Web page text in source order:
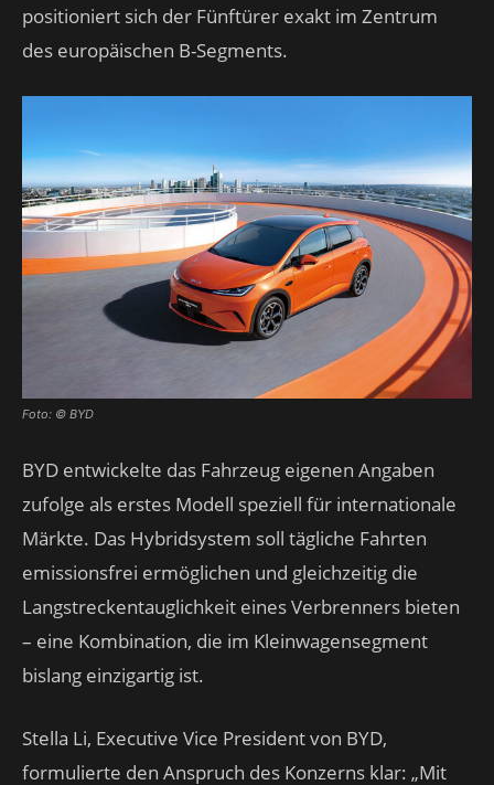
positioniert sich der Fünftürer exakt im Zentrum
des europäischen B-Segments.
Foto: © BYD
BYD entwickelte das Fahrzeug eigenen Angaben
zufolge als erstes Modell speziell für internationale
Märkte. Das Hybridsystem soll tägliche Fahrten
emissionsfrei ermöglichen und gleichzeitig die
Langstreckentauglichkeit eines Verbrenners bieten
– eine Kombination, die im Kleinwagensegment
bislang einzigartig ist.
Stella Li, Executive Vice President von BYD,
formulierte den Anspruch des Konzerns klar: „Mit